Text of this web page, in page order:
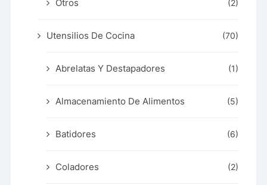
Otros (2)
Utensilios De Cocina (70)
Abrelatas Y Destapadores (1)
Almacenamiento De Alimentos (5)
Batidores (6)
Coladores (2)